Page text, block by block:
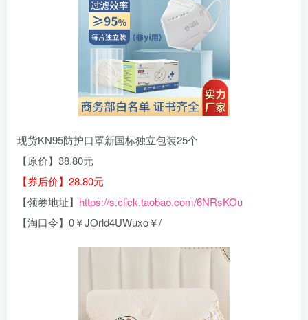
现货KN95防护口罩新国标独立包装25个
【原价】38.80元
【券后价】28.80元
【领券地址】 https://s.click.taobao.com/6NRsKOu
【淘口令】0￥JOrld4UWuxo￥/